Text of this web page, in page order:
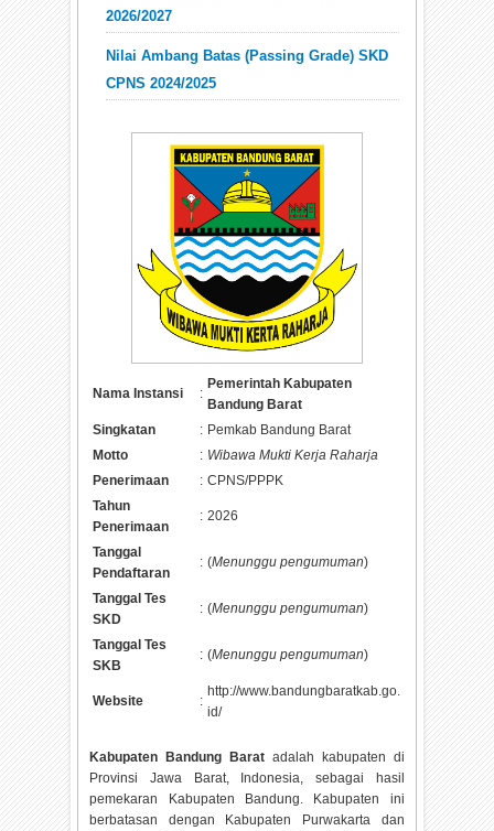
2026/2027
Nilai Ambang Batas (Passing Grade) SKD
CPNS 2024/2025
Nama Instansi :
Pemerintah Kabupaten
Bandung Barat
Singkatan
: Pemkab Bandung Barat
Motto
: Wibawa Mukti Kerja Raharja
Penerimaan
: CPNS/PPPK
Tahun
Penerimaan
: 2026
Tanggal
Pendaftaran
: (Menunggu pengumuman)
Tanggal Tes
SKD
: (Menunggu pengumuman)
Tanggal Tes
SKB
: (Menunggu pengumuman)
Website :
http://www.bandungbaratkab.go.
id/
Kabupaten Bandung Barat adalah kabupaten di
Provinsi Jawa Barat, Indonesia, sebagai hasil
pemekaran Kabupaten Bandung. Kabupaten ini
berbatasan dengan Kabupaten Purwakarta dan